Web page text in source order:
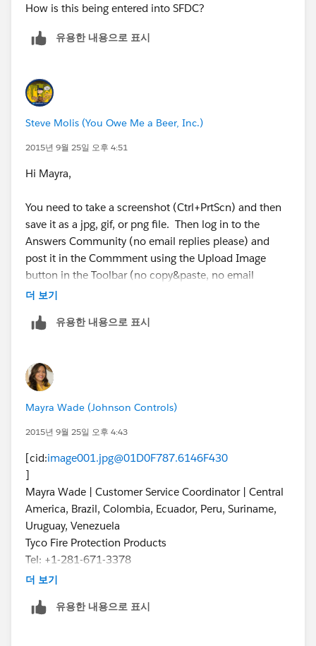
How is this being entered into SFDC?
유용한 내용으로 표시
Steve Molis (You Owe Me a Beer, Inc.)
2015년 9월 25일 오후 4:51
Hi Mayra,
You need to take a screenshot (Ctrl+PrtScn) and then
save it as a jpg, gif, or png file. Then log in to the
Answers Community (no email replies please) and
post it in the Commment using the Upload Image
button in the Toolbar (no copy&paste, no email
replies, or attachments).
Like this =>
더 보기
유용한 내용으로 표시
Mayra Wade (Johnson Controls)
2015년 9월 25일 오후 4:43
[cid:image001.jpg@01D0F787.6146F430
]
Mayra Wade | Customer Service Coordinator | Central
America, Brazil, Colombia, Ecuador, Peru, Suriname,
Uruguay, Venezuela
Tyco Fire Protection Products
Tel: +1-281-671-3378
mawade@tycoint.com
더 보기
유용한 내용으로 표시